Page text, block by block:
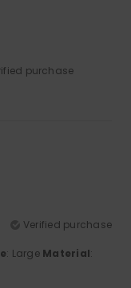
purchase
Verified purchase
: Large Material: